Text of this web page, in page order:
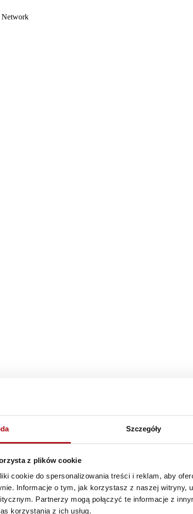
Szczegóły
z plików cookie
cookie do spersonalizowania treści i reklam, aby
Informacje o tym, jak korzystasz z naszej witryny,
Partnerzy mogą połączyć te informacje z
korzystania z ich usług.
Network
Signify